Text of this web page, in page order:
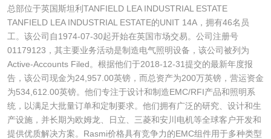
总部位于英国斯坦利TANFIELD LEA INDUSTRIAL ESTATE
TANFIELD LEA INDUSTRIAL ESTATE的UNIT 14A，拥有46名员
工。该公司自1974-07-30起开始在英国市场交易。公司注册号
01179123，其主要业务活动是制造电气照明设备，该公司被列为
Active-Accounts Filed。根据他们于2018-12-31提交的最新年度报
告，该公司现金为24,957.00英镑，而总资产为200万英镑，营运资金
为534,612.00英镑。他们专注于设计和制造EMC/RFI产品和照明系
统，以满足大批量订单和定制要求。他们拥有广泛的研究、设计和生
产设施，并长期为欧姆龙、日立、三菱和安川电机等全球客户开发和
提供优质解决方案。Rasmi价格具有竞争力的EMC组件用于多种类型